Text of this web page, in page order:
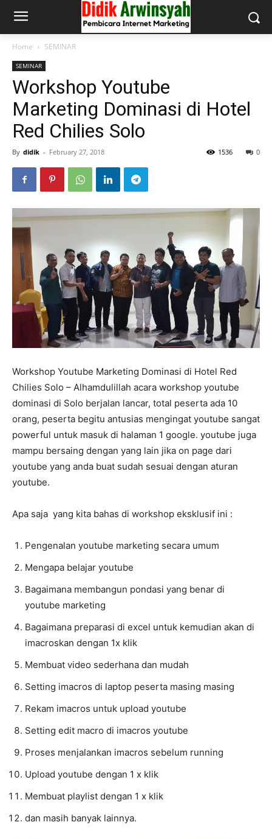
Home SEMINAR
SEMINAR
Workshop Youtube
Marketing Dominasi di Hotel
Red Chilies Solo
By didik - February 27, 2018 0
1536
Workshop Youtube Marketing Dominasi di Hotel Red
Chilies Solo – Alhamdulillah acara workshop youtube
dominasi di Solo berjalan lancar, total peserta ada 10
orang, peserta begitu antusias mengingat youtube sangat
powerful untuk masuk di halaman 1 google. youtube juga
mampu bersaing dengan yang lain jika on page dari
youtube yang anda buat sudah sesuai dengan aturan
youtube.
Apa saja yang kita bahas di workshop eksklusif ini :
Pengenalan youtube marketing secara umum
Mengapa belajar youtube
Bagaimana membangun pondasi yang benar di
youtube marketing
Bagaimana preparasi di excel untuk kemudian akan di
imacroskan dengan 1x klik
Membuat video sederhana dan mudah
Setting imacros di laptop peserta masing masing
Rekam imacros untuk upload youtube
Setting edit macro di imacros youtube
Proses menjalankan imacros sebelum running
Upload youtube dengan 1 x klik
Membuat playlist dengan 1 x klik
dan masih banyak lainnya.